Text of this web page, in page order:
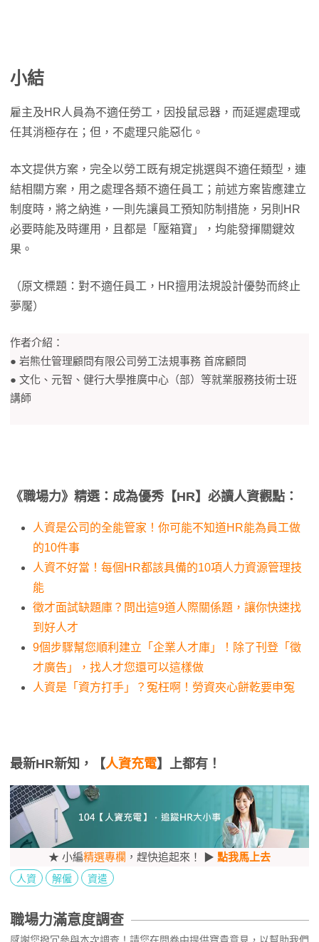
小結
雇主及HR人員為不適任勞工，因投鼠忌器，而延遲處理或
任其消極存在；但，不處理只能惡化。
本文提供方案，完全以勞工既有規定挑選與不適任類型，連
結相關方案，用之處理各類不適任員工；前述方案皆應建立
制度時，將之納進，一則先讓員工預知防制措施，另則HR
必要時能及時運用，且都是「壓箱寶」，均能發揮關鍵效
果。
（原文標題：對不適任員工，HR擅用法規設計優勢而終止
夢魘）
作者介紹：
● 岩熊仕管理顧問有限公司勞工法規事務 首席顧問
● 文化、元智、健行大學推廣中心（部）等就業服務技術士班
講師
《職場力》精選：成為優秀【HR】必讀人資觀點：
人資是公司的全能管家！你可能不知道HR能為員工做
的10件事
人資不好當！每個HR都該具備的10項人力資源管理技
能
徵才面試缺題庫？問出這9道人際關係題，讓你快速找
到好人才
9個步驟幫您順利建立「企業人才庫」！除了刊登「徵
才廣告」，找人才您還可以這樣做
人資是「資方打手」？冤枉啊！勞資夾心餅乾要申冤
最新HR新知，【人資充電】上都有！
★ 小編精選專欄 ，趕快追起來！ ▶ 點我馬上去
人資 解僱 資遣
職場力滿意度調查
感謝您撥冗參與本次調查！請您在問卷中提供寶貴意見，以幫助我們